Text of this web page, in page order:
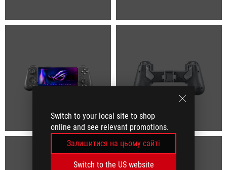
Switch to your local site to shop
online and see relevant promotions.
Залишитися на цьому сайті
Switch to the US website